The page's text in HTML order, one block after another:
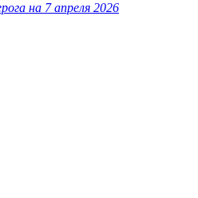
на 7 апреля 2026